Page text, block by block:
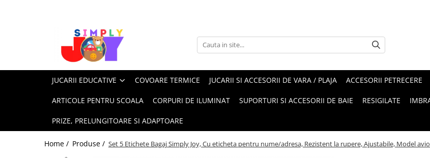
Jucarii bebelusi
Frumusete, bijuterii, accesorii
Stickere, Abtibilduri, Autocolante
Imbracaminte femei
Costume de baie
Lenjerie intima
Sosete dama
JUCARII EDUCATIVE COVOARE TERMICE JUCARII SI ACCESORII DE VARA / PLAJA ACCESORII PETRECERE
ARTICOLE PENTRU SCOALA CORPURI DE ILUMINAT SUPORTURI SI ACCESORII DE BAIE RESIGILATE
PRIZE, PRELUNGITOARE SI ADAPTOARE
Home / Produse / Set 5 Etichete Bagaj Simply Joy, Cu eticheta pentru nume/adresa, Rezistent la rupere, Ajustabile, Model